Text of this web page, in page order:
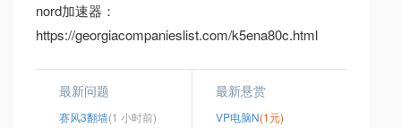
nord加速器：
https://georgiacompanieslist.com/k5ena80c.html
最新问题
赛风3翻墙(1 小时前)
最新悬赏
VP电脑N(1元)